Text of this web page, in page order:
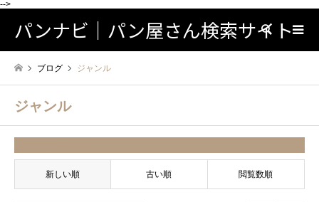
-->
パンナビ｜パン屋さん検索サイト検索
ブログ ジャンル
ジャンル
新しい順 古い順 閲覧数順